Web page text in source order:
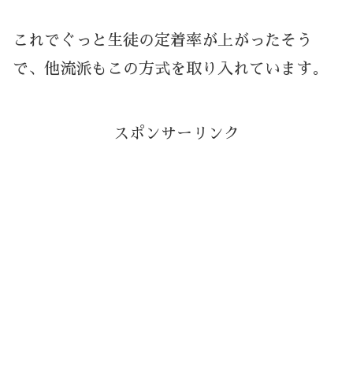
これでぐっと生徒の定着率が上がったそう
で、他流派もこの方式を取り入れています。
スポンサーリンク